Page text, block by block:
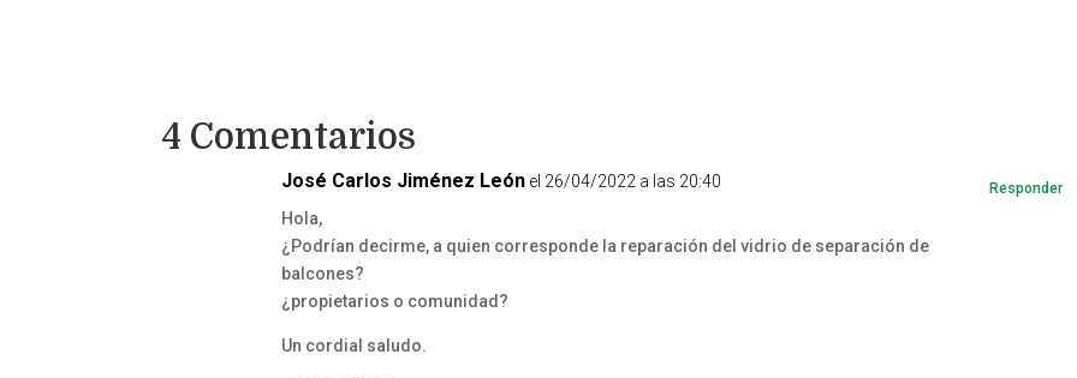
4 Comentarios
José Carlos Jiménez León el 26/04/2022 a las 20:40
Hola,
¿Podrían decirme, a quien corresponde la reparación del vidrio de separación de
balcones?
¿propietarios o comunidad?
Un cordial saludo.
Responder